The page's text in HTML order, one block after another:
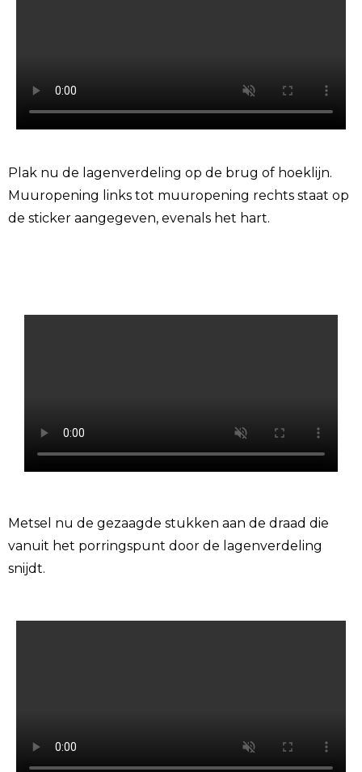
Plak nu de lagenverdeling op de brug of hoeklijn.
Muuropening links tot muuropening rechts staat op
de sticker aangegeven, evenals het hart.
Metsel nu de gezaagde stukken aan de draad die
vanuit het porringspunt door de lagenverdeling
snijdt.